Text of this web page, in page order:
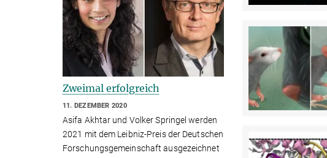
Zweimal erfolgreich
11. DEZEMBER 2020
Asifa Akhtar und Volker Springel werden
2021 mit dem Leibniz-Preis der Deutschen
Forschungsgemeinschaft ausgezeichnet